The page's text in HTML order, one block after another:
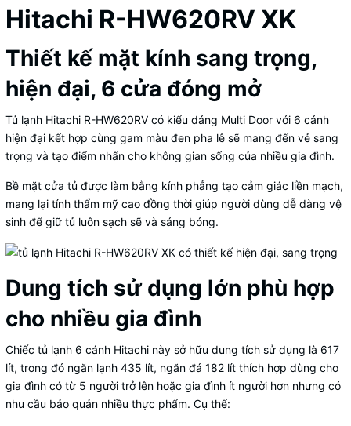
Hitachi R-HW620RV XK
Thiết kế mặt kính sang trọng,
hiện đại, 6 cửa đóng mở
Tủ lạnh Hitachi R-HW620RV có kiểu dáng Multi Door với 6 cánh
hiện đại kết hợp cùng gam màu đen pha lê sẽ mang đến vẻ sang
trọng và tạo điểm nhấn cho không gian sống của nhiều gia đình.
Bề mặt cửa tủ được làm bằng kính phẳng tạo cảm giác liền mạch,
mang lại tính thẩm mỹ cao đồng thời giúp người dùng dễ dàng vệ
sinh để giữ tủ luôn sạch sẽ và sáng bóng.
Dung tích sử dụng lớn phù hợp
cho nhiều gia đình
Chiếc tủ lạnh 6 cánh Hitachi này sở hữu dung tích sử dụng là 617
lít, trong đó ngăn lạnh 435 lít, ngăn đá 182 lít thích hợp dùng cho
gia đình có từ 5 người trở lên hoặc gia đình ít người hơn nhưng có
nhu cầu bảo quản nhiều thực phẩm. Cụ thể: